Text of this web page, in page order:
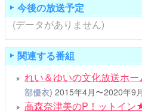
今後の放送予定
(データがありません)
関連する番組
れい＆ゆいの文化放送ホー
部優衣) 2015年4月〜2020年9月
高森奈津美のP！ットイ